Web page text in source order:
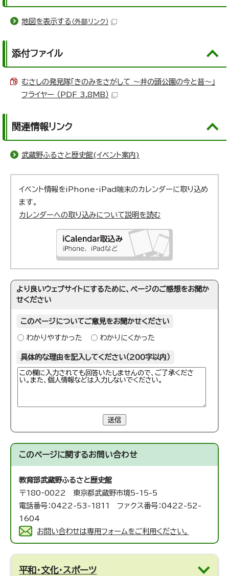
地図を表示する （外部リンク）
添付ファイル
むさしの発見隊「きのみをさがして ～井の頭公園の今と昔～」
フライヤー （PDF 3.8MB）
関連情報リンク
武蔵野ふるさと歴史館(イベント案内)
イベント情報をiPhone・iPad端末のカレンダーに取り込め
ます。
カレンダーへの取り込みについて説明を読む
より良いウェブサイトにするために、ページのご感想をお聞か
せください
このページについてご意見をお聞かせください
わかりやすかった わかりにくかった
具体的な理由を記入してください（200字以内）
送信
このページに関するお問い合わせ
教育部武蔵野ふるさと歴史館
〒180‐0022 東京都武蔵野市境5-15-5
電話番号：0422-53-1811 ファクス番号：0422-52-
1604
お問い合わせは専用フォームをご利用ください。
平和・文化・スポーツ